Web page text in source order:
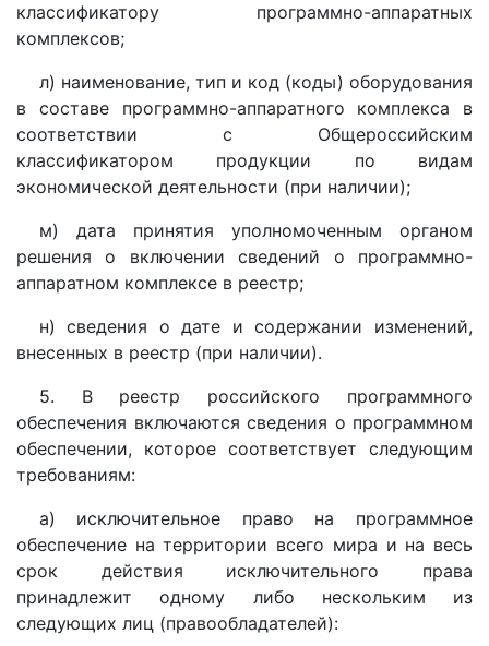
классификатору программно-аппаратных
комплексов;
л) наименование, тип и код (коды) оборудования
в составе программно-аппаратного комплекса в
соответствии с Общероссийским
классификатором продукции по видам
экономической деятельности (при наличии);
м) дата принятия уполномоченным органом
решения о включении сведений о программно-
аппаратном комплексе в реестр;
н) сведения о дате и содержании изменений,
внесенных в реестр (при наличии).
5. В реестр российского программного
обеспечения включаются сведения о программном
обеспечении, которое соответствует следующим
требованиям:
а) исключительное право на программное
обеспечение на территории всего мира и на весь
срок действия исключительного права
принадлежит одному либо нескольким из
следующих лиц (правообладателей):